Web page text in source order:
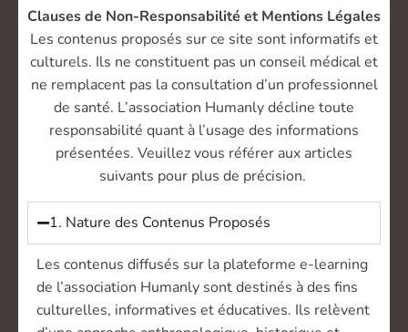
Clauses de Non-Responsabilité et Mentions Légales
Les contenus proposés sur ce site sont informatifs et
culturels. Ils ne constituent pas un conseil médical et
ne remplacent pas la consultation d’un professionnel
de santé. L’association Humanly décline toute
responsabilité quant à l’usage des informations
présentées. Veuillez vous référer aux articles
suivants pour plus de précision.
1. Nature des Contenus Proposés
Les contenus diffusés sur la plateforme e-learning
de l’association Humanly sont destinés à des fins
culturelles, informatives et éducatives. Ils relèvent